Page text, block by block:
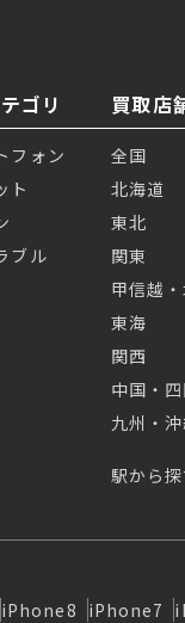
ゴリ
フォン
ト
ブル
買取店
全国
北海道
東北
関東
甲信越
東海
関西
中国・
九州・
駅から探
iPhone8 iPhone7